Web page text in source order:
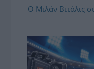
Ο Μιλάν Βιτάλις